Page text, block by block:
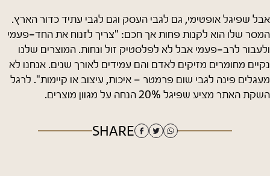
אבל שפיגל אופטימי, גם לגבי העסק וגם לגבי עתיד כדור הארץ.
המסר שלו הוא לקנות פחות אך חכם: "צריך לזנוח את החד-פעמי
ולעבור לרב-פעמי אבל לא לפלסטיק זול ונחות. המוצרים שלנו
נקיים מחומרים מזיקים לאדם והם עמידים לאורך שנים. אנחנו לא
מעגלים פינה לגבי שום פרמטר – איכות, עיצוב או קיימות". לרגל
השקת האתר מציע שפיגל 20% הנחה על מגוון מוצרים.
SHARE